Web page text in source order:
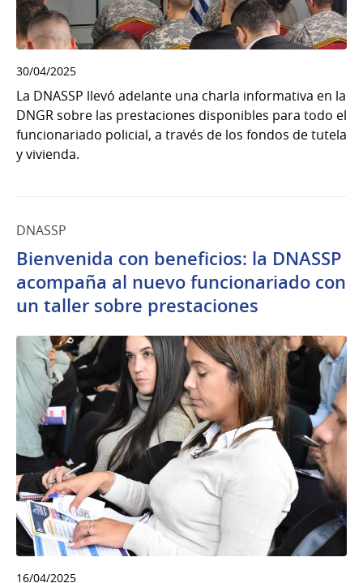
30/04/2025
La DNASSP llevó adelante una charla informativa en la
DNGR sobre las prestaciones disponibles para todo el
funcionariado policial, a través de los fondos de tutela
y vivienda.
DNASSP
Bienvenida con beneficios: la DNASSP
acompaña al nuevo funcionariado con
un taller sobre prestaciones
16/04/2025